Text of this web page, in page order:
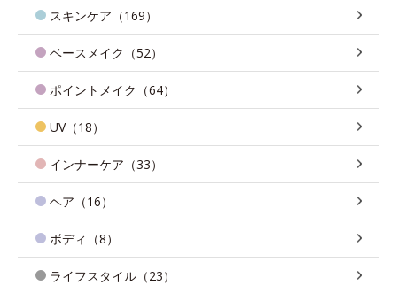
スキンケア（169）
ベースメイク（52）
ポイントメイク（64）
UV（18）
インナーケア（33）
ヘア（16）
ボディ（8）
ライフスタイル（23）